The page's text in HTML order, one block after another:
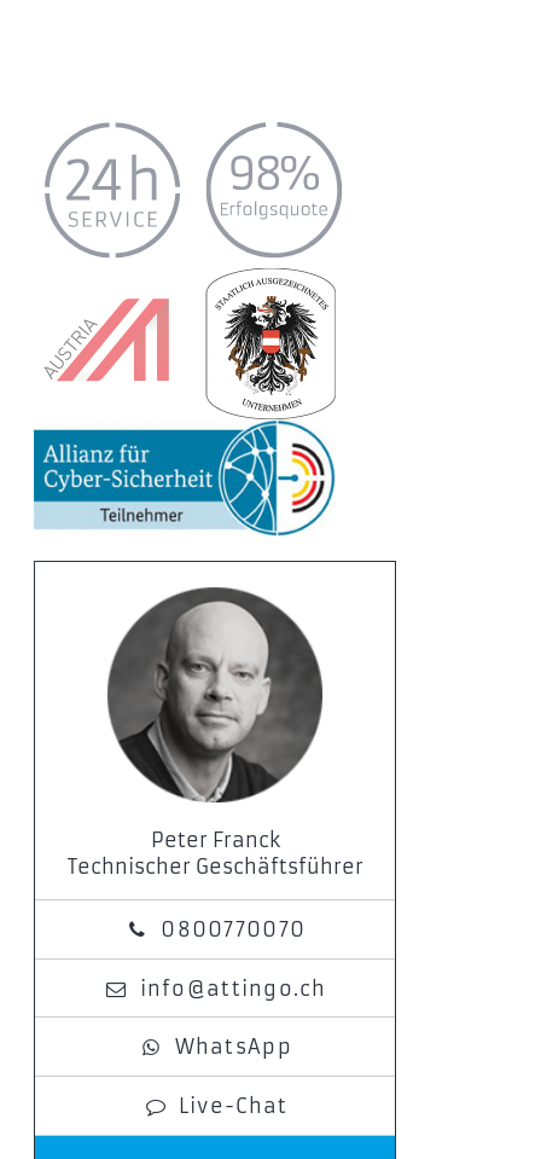
Peter Franck
Technischer Geschäftsführer
0800770070
info@attingo.ch
WhatsApp
Live-Chat